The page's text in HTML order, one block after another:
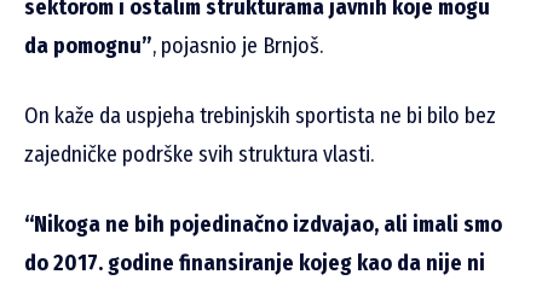
sektorom i ostalim strukturama javnih koje mogu
da pomognu”, pojasnio je Brnjoš.
On kaže da uspjeha trebinjskih sportista ne bi bilo bez
zajedničke podrške svih struktura vlasti.
“Nikoga ne bih pojedinačno izdvajao, ali imali smo
do 2017. godine finansiranje kojeg kao da nije ni